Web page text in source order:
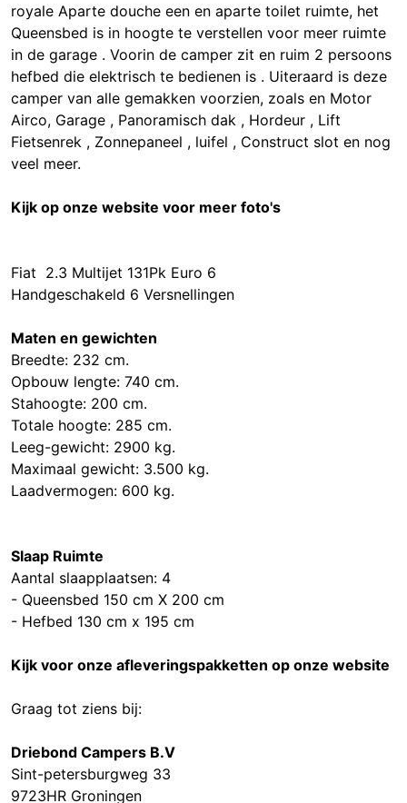
royale Aparte douche een en aparte toilet ruimte, het
Queensbed is in hoogte te verstellen voor meer ruimte
in de garage . Voorin de camper zit en ruim 2 persoons
hefbed die elektrisch te bedienen is . Uiteraard is deze
camper van alle gemakken voorzien, zoals en Motor
Airco, Garage , Panoramisch dak , Hordeur , Lift
Fietsenrek , Zonnepaneel , luifel , Construct slot en nog
veel meer.
Kijk op onze website voor meer foto's
Fiat 2.3 Multijet 131Pk Euro 6
Handgeschakeld 6 Versnellingen
Maten en gewichten
Breedte: 232 cm.
Opbouw lengte: 740 cm.
Stahoogte: 200 cm.
Totale hoogte: 285 cm.
Leeg-gewicht: 2900 kg.
Maximaal gewicht: 3.500 kg.
Laadvermogen: 600 kg.
Slaap Ruimte
Aantal slaapplaatsen: 4
- Queensbed 150 cm X 200 cm
- Hefbed 130 cm x 195 cm
Kijk voor onze afleveringspakketten op onze website
Graag tot ziens bij:
Driebond Campers B.V
Sint-petersburgweg 33
9723HR Groningen